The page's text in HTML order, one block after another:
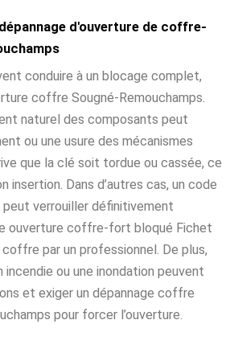
d'ouverture de coffre-
conduire à un blocage complet,
coffre Sougné-Remouchamps.
naturel des composants peut
ou une usure des mécanismes
que la clé soit tordue ou cassée, ce
insertion. Dans d’autres cas, un code
verrouiller définitivement
ouverture coffre-fort bloqué Fichet
par un professionnel. De plus,
incendie ou une inondation peuvent
et exiger un dépannage coffre
pour forcer l’ouverture.